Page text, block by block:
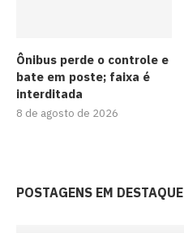
Ônibus perde o controle e
bate em poste; faixa é
interditada
8 de agosto de 2026
POSTAGENS EM DESTAQUE